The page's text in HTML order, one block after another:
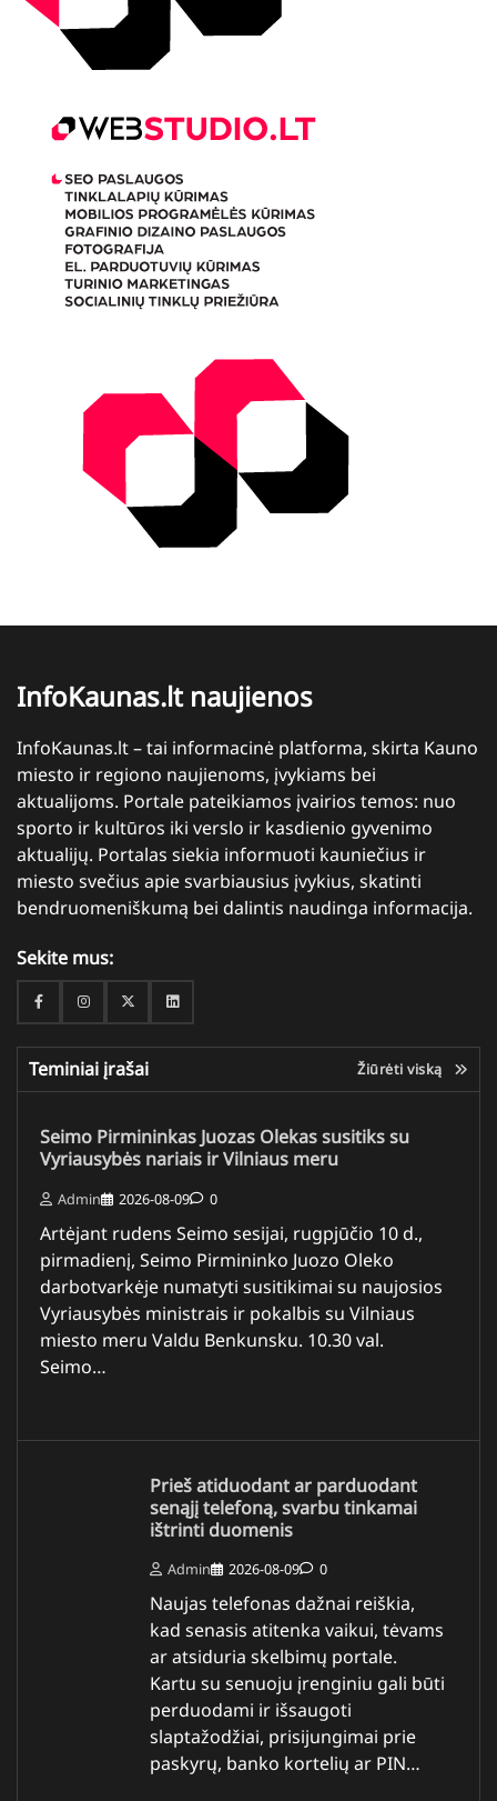
InfoKaunas.lt naujienos
InfoKaunas.lt – tai informacinė platforma, skirta Kauno
miesto ir regiono naujienoms, įvykiams bei
aktualijoms. Portale pateikiamos įvairios temos: nuo
sporto ir kultūros iki verslo ir kasdienio gyvenimo
aktualijų. Portalas siekia informuoti kauniečius ir
miesto svečius apie svarbiausius įvykius, skatinti
bendruomeniškumą bei dalintis naudinga informacija.
Sekite mus:
FacebookInstagramTwitterLinkedin
Teminiai įrašai Žiūrėti viską
Seimo Pirmininkas Juozas Olekas susitiks su
Vyriausybės nariais ir Vilniaus meru
Admin 2026-08-09 0
Artėjant rudens Seimo sesijai, rugpjūčio 10 d.,
pirmadienį, Seimo Pirmininko Juozo Oleko
darbotvarkėje numatyti susitikimai su naujosios
Vyriausybės ministrais ir pokalbis su Vilniaus
miesto meru Valdu Benkunsku. 10.30 val.
Seimo…
Prieš atiduodant ar parduodant
senąjį telefoną, svarbu tinkamai
ištrinti duomenis
Admin 2026-08-09 0
Naujas telefonas dažnai reiškia,
kad senasis atitenka vaikui, tėvams
ar atsiduria skelbimų portale.
Kartu su senuoju įrenginiu gali būti
perduodami ir išsaugoti
slaptažodžiai, prisijungimai prie
paskyrų, banko kortelių ar PIN…